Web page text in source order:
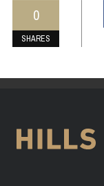
0
SHARES